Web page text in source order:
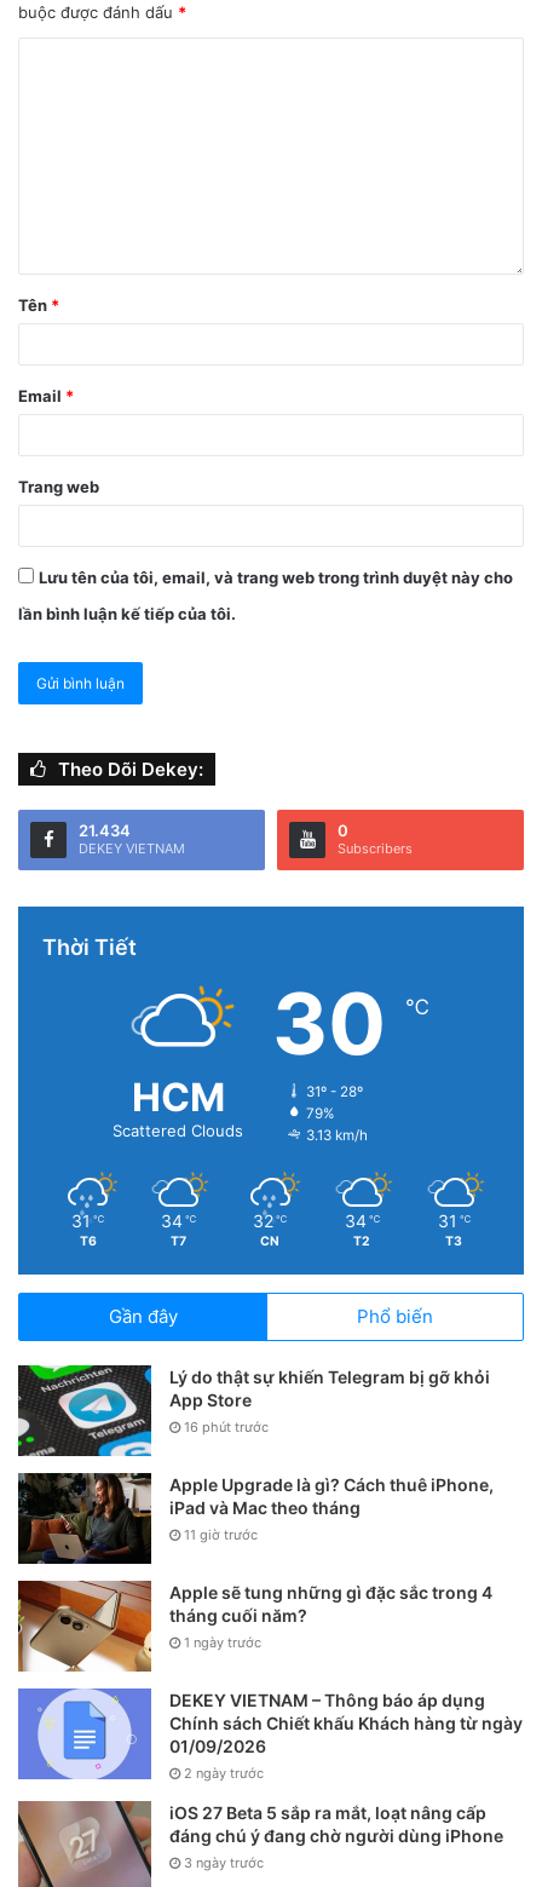
buộc được đánh dấu *
Tên *
Email *
Trang web
Lưu tên của tôi, email, và trang web trong trình duyệt này cho
lần bình luận kế tiếp của tôi.
Theo Dõi Dekey:
21.434
DEKEY VIETNAM
0
Subscribers
Thời Tiết
HCM
Scattered Clouds
30 ℃
31º - 28º
79%
3.13 km/h
31 ℃
T6
34 ℃
T7
32 ℃
CN
34 ℃
T2
31 ℃
T3
Gần đây Phổ biến
Lý do thật sự khiến Telegram bị gỡ khỏi
App Store
16 phút trước
Apple Upgrade là gì? Cách thuê iPhone,
iPad và Mac theo tháng
11 giờ trước
Apple sẽ tung những gì đặc sắc trong 4
tháng cuối năm?
1 ngày trước
DEKEY VIETNAM – Thông báo áp dụng
Chính sách Chiết khấu Khách hàng từ ngày
01/09/2026
2 ngày trước
iOS 27 Beta 5 sắp ra mắt, loạt nâng cấp
đáng chú ý đang chờ người dùng iPhone
3 ngày trước